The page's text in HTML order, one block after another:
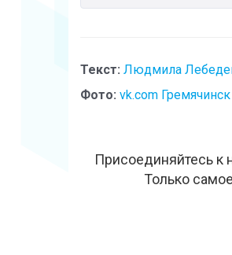
Текст: Людмила
Фото: vk.com
Присоединяйтесь к
Только